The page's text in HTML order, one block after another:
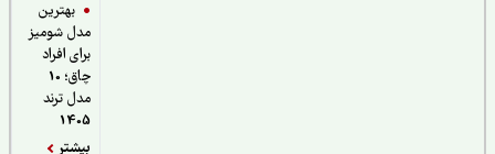
بهترین
مدل شومیز
برای افراد
چاق؛ 10
مدل ترند